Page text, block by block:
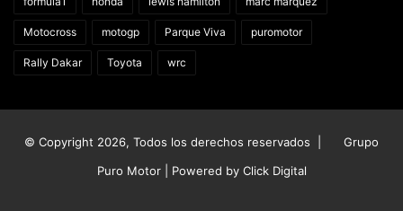
Motocross motogp Parque Viva puromotor
Rally Dakar Toyota wrc
© Copyright 2026, Todos los derechos reservados |
Grupo
Puro Motor | Powered by Click Digital